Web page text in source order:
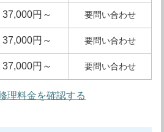
けサービスも行っていますので、
る修理店です。経験と実績に安心
違いなく一押しのお店になりま
37,000円～ 要問い合わせ
37,000円～ 要問い合わせ
37,000円～ 要問い合わせ
理料金を確認する